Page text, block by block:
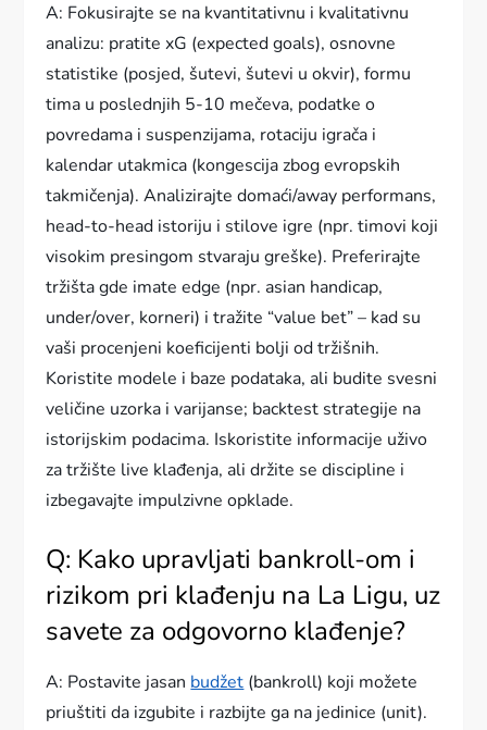
A: Fokusirajte se na kvantitativnu i kvalitativnu
analizu: pratite xG (expected goals), osnovne
statistike (posjed, šutevi, šutevi u okvir), formu
tima u poslednjih 5-10 mečeva, podatke o
povredama i suspenzijama, rotaciju igrača i
kalendar utakmica (kongescija zbog evropskih
takmičenja). Analizirajte domaći/away performans,
head-to-head istoriju i stilove igre (npr. timovi koji
visokim presingom stvaraju greške). Preferirajte
tržišta gde imate edge (npr. asian handicap,
under/over, korneri) i tražite “value bet” – kad su
vaši procenjeni koeficijenti bolji od tržišnih.
Koristite modele i baze podataka, ali budite svesni
veličine uzorka i varijanse; backtest strategije na
istorijskim podacima. Iskoristite informacije uživo
za tržište live klađenja, ali držite se discipline i
izbegavajte impulzivne opklade.
Q: Kako upravljati bankroll-om i
rizikom pri klađenju na La Ligu, uz
savete za odgovorno klađenje?
A: Postavite jasan budžet (bankroll) koji možete
priuštiti da izgubite i razbijte ga na jedinice (unit).